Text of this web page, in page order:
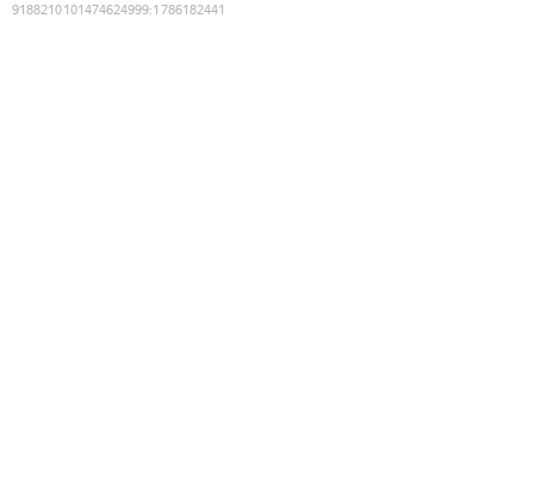
9188210101474624999:1786182441